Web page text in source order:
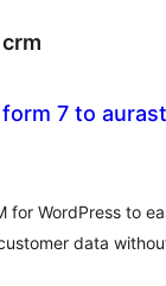
7 to
for WordPress to
data